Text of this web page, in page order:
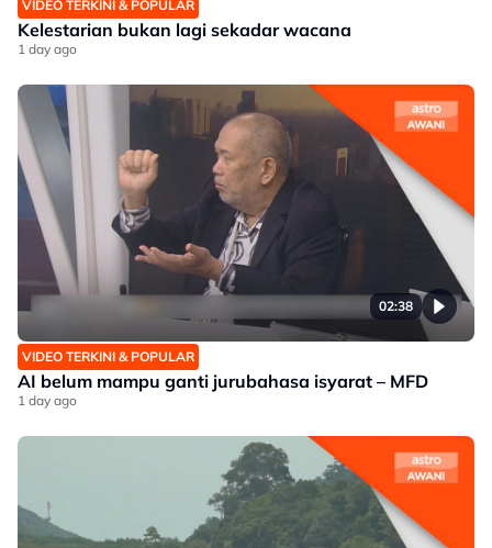
VIDEO TERKINI & POPULAR
Kelestarian bukan lagi sekadar wacana
1 day ago
02:38
VIDEO TERKINI & POPULAR
AI belum mampu ganti jurubahasa isyarat – MFD
1 day ago